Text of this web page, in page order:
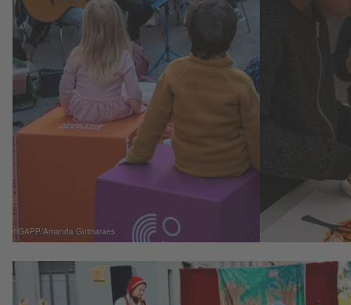
©GAPP/Amanda Guimaraes